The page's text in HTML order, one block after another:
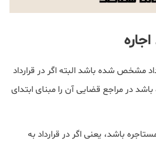
مشخص شده باشد البته اگر در قرارداد
در مراجع قضایی آن را مبنای ابتدای
باشد، یعنی اگر در قرارداد به